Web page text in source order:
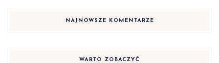
NAJNOWSZE KOMENTARZE
WARTO ZOBACZYĆ